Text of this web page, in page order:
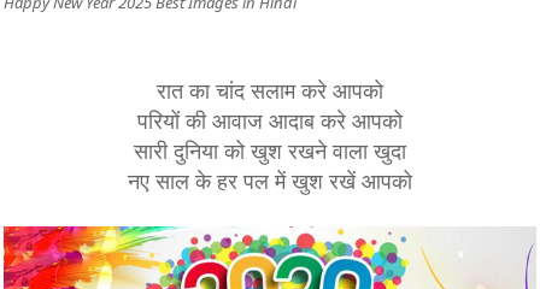
रात का चांद सलाम करे आपको
परियों की आवाज आदाब करे आपको
सारी दुनिया को खुश रखने वाला खुदा
नए साल के हर पल में खुश रखें आपको